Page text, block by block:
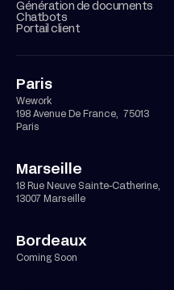
Génération de documents
Chatbots
Portail client
Paris
Wework
198 Avenue De France, 75013
Paris
Marseille
18 Rue Neuve Sainte-Catherine,
13007 Marseille
Bordeaux
Coming Soon